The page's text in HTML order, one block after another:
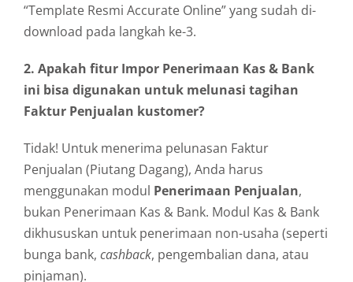
“Template Resmi Accurate Online” yang sudah di-
download pada langkah ke-3.
2. Apakah fitur Impor Penerimaan Kas & Bank
ini bisa digunakan untuk melunasi tagihan
Faktur Penjualan kustomer?
Tidak! Untuk menerima pelunasan Faktur
Penjualan (Piutang Dagang), Anda harus
menggunakan modul Penerimaan Penjualan,
bukan Penerimaan Kas & Bank. Modul Kas & Bank
dikhususkan untuk penerimaan non-usaha (seperti
bunga bank, cashback, pengembalian dana, atau
pinjaman).